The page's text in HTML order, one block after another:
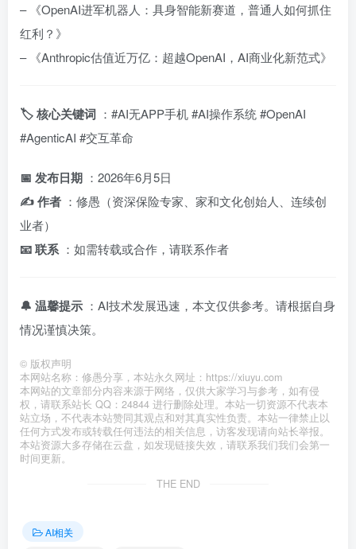
– 《OpenAI进军机器人：具身智能新赛道，普通人如何抓住
红利？》
– 《Anthropic估值近万亿：超越OpenAI，AI商业化新范式》
🏷️ 核心关键词 ：#AI无APP手机 #AI操作系统 #OpenAI
#AgenticAI #交互革命
📅 发布日期 ：2026年6月5日
✍️ 作者 ：修愚（资深保险专家、家和文化创始人、连续创
业者）
📧 联系 ：如需转载或合作，请联系作者
🔔 温馨提示 ：AI技术发展迅速，本文仅供参考。请根据自身
情况谨慎决策。
© 版权声明
本网站名称：修愚分享，本站永久网址：https://xiuyu.com
本网站的文章部分内容来源于网络，仅供大家学习与参考，如有侵
权，请联系站长 QQ：24844 进行删除处理。本站一切资源不代表本
站立场，不代表本站赞同其观点和对其真实性负责。本站一律禁止以
任何方式发布或转载任何违法的相关信息，访客发现请向站长举报。
本站资源大多存储在云盘，如发现链接失效，请联系我们我们会第一
时间更新。
THE END
AI相关